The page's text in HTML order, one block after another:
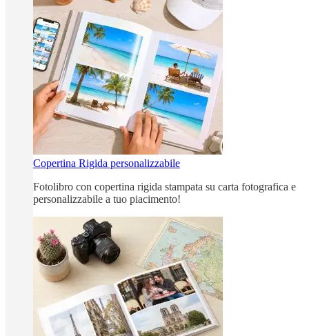
Copertina Rigida personalizzabile
Fotolibro con copertina rigida stampata su carta fotografica e
personalizzabile a tuo piacimento!